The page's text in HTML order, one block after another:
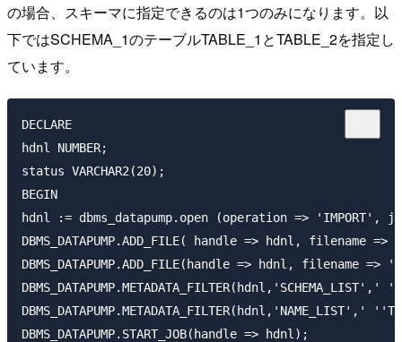
の場合、スキーマに指定できるのは1つのみになります。以
下ではSCHEMA_1のテーブルTABLE_1とTABLE_2を指定し
ています。
DECLARE
hdnl NUMBER;
status VARCHAR2(20);
BEGIN
hdnl := dbms_datapump.open (operation => 'IMPORT',
DBMS_DATAPUMP.ADD_FILE( handle => hdnl,
DBMS_DATAPUMP.ADD_FILE(handle => hdnl,
DBMS_DATAPUMP.START_JOB(handle => hdnl);